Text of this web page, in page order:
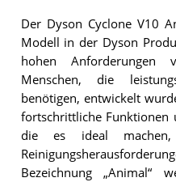
Der Dyson Cyclone V10
Modell in der Dyson
hohen Anforderungen
Menschen, die
benötigen, entwickelt
fortschrittliche Funktionen
die es ideal
Bezeichnung